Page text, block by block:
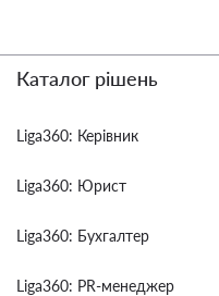
Каталог рішень
Liga360: Керівник
Liga360: Юрист
Liga360: Бухгалтер
Liga360: PR-менеджер